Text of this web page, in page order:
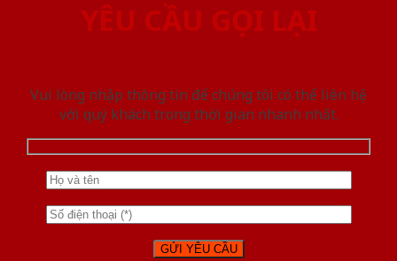
YÊU CẦU GỌI LẠI
Vui lòng nhập thông tin để chúng tôi có thể liên hệ
với quý khách trong thời gian nhanh nhất.